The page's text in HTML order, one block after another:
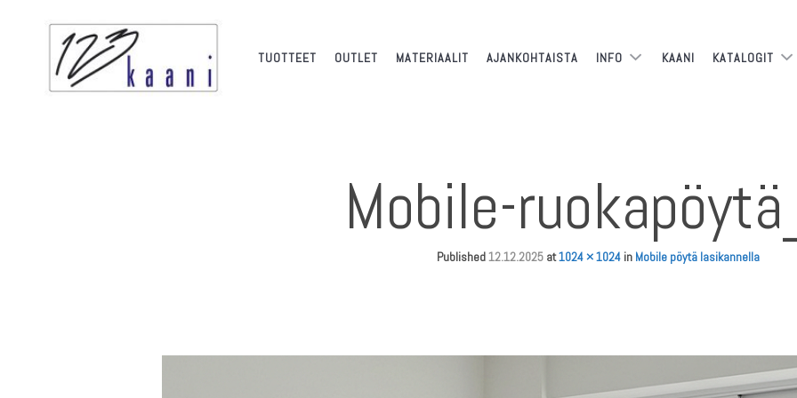
TUOTTEET OUTLET MATERIAALIT AJANKOHTAISTA INFO KAANI KATALOGIT
Mobile-
Published12.12.2025at1024 × 1024in Mobile pöytä lasikannella